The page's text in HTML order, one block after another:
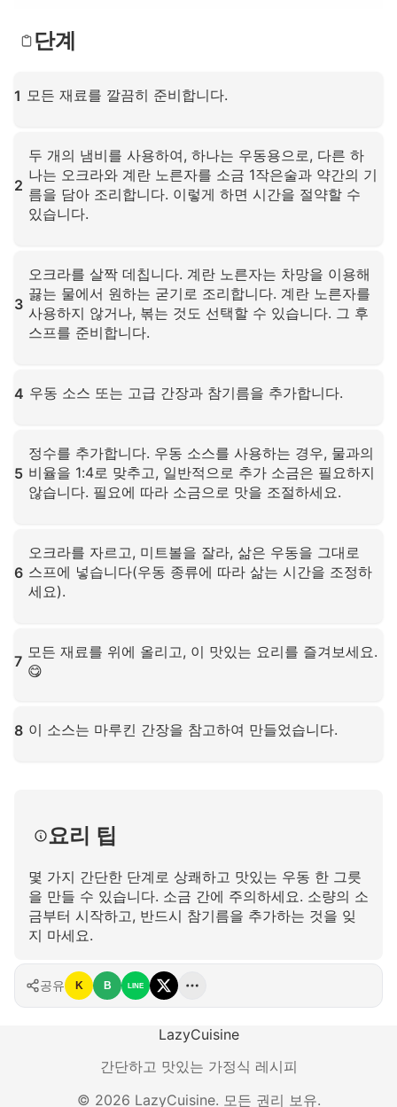
단계
1 모든 재료를 깔끔히 준비합니다.
2
두 개의 냄비를 사용하여, 하나는 우동용으로, 다른 하
나는 오크라와 계란 노른자를 소금 1작은술과 약간의 기
름을 담아 조리합니다. 이렇게 하면 시간을 절약할 수
있습니다.
3
오크라를 살짝 데칩니다. 계란 노른자는 차망을 이용해
끓는 물에서 원하는 굳기로 조리합니다. 계란 노른자를
사용하지 않거나, 볶는 것도 선택할 수 있습니다. 그 후
스프를 준비합니다.
4 우동 소스 또는 고급 간장과 참기름을 추가합니다.
5
정수를 추가합니다. 우동 소스를 사용하는 경우, 물과의
비율을 1:4로 맞추고, 일반적으로 추가 소금은 필요하지
않습니다. 필요에 따라 소금으로 맛을 조절하세요.
6
오크라를 자르고, 미트볼을 잘라, 삶은 우동을 그대로
스프에 넣습니다(우동 종류에 따라 삶는 시간을 조정하
세요).
7
모든 재료를 위에 올리고, 이 맛있는 요리를 즐겨보세요.
😋
8 이 소스는 마루킨 간장을 참고하여 만들었습니다.
요리 팁
몇 가지 간단한 단계로 상쾌하고 맛있는 우동 한 그릇
을 만들 수 있습니다. 소금 간에 주의하세요. 소량의 소
금부터 시작하고, 반드시 참기름을 추가하는 것을 잊
지 마세요.
공유 K B LINE
LazyCuisine
간단하고 맛있는 가정식 레시피
© 2026 LazyCuisine. 모든 권리 보유.